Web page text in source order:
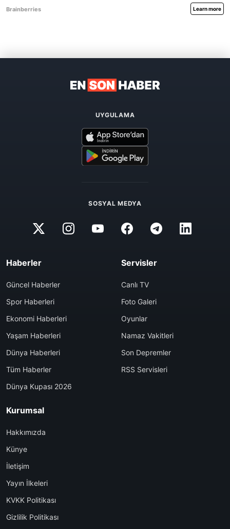
UYGULAMA
SOSYAL MEDYA
Haberler
Güncel Haberler
Spor Haberleri
Ekonomi Haberleri
Yaşam Haberleri
Dünya Haberleri
Tüm Haberler
Dünya Kupası 2026
Servisler
Canlı TV
Foto Galeri
Oyunlar
Namaz Vakitleri
Son Depremler
RSS Servisleri
Kurumsal
Hakkımızda
Künye
İletişim
Yayın İlkeleri
KVKK Politikası
Gizlilik Politikası